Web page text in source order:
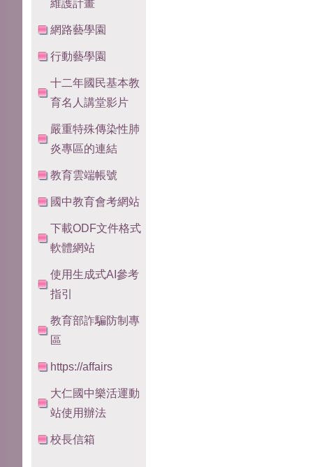
維護計畫
網路藝學園
行動藝學園
十二年國民基本教
育名人講堂影片
嚴重特殊傳染性肺
炎專區的連結
教育雲端帳號
國中教育會考網站
下載ODF文件格式
軟體網站
使用生成式AI參考
指引
教育部詐騙防制專
區
https://affairs
大仁國中樂活運動
站使用辦法
校長信箱